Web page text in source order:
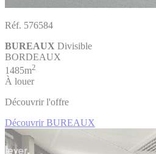
Réf. 576584
BUREAUX Divisible
BORDEAUX
1485m2
À louer
Découvrir l'offre
Découvrir BUREAUX